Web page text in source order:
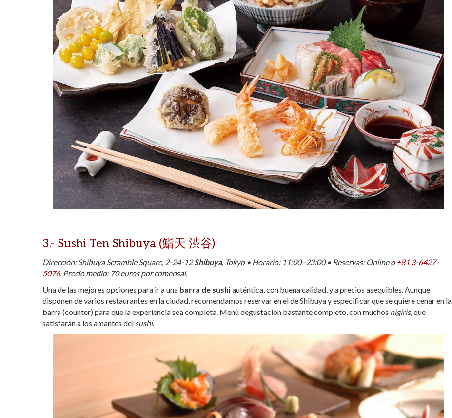
3.- Sushi Ten Shibuya (鮨天 渋谷)
Dirección: Shibuya Scramble Square, 2-24-12Shibuya, Tokyo • Horario: 11:00–23:00 • Reservas: Online o +81 3-6427-
5076. Precio medio: 70 euros por comensal.
Una de las mejores opciones para ir a una barra de sushiauténtica, con buena calidad, y a precios asequibles. Aunque
disponen de varios restaurantes en la ciudad, recomendamos reservar en el de Shibuya y especificar que se quiere cenar en la
barra (counter) para que la experiencia sea completa. Menú degustación bastante completo, con muchos nigiris, que
satisfarán a los amantes del sushi.